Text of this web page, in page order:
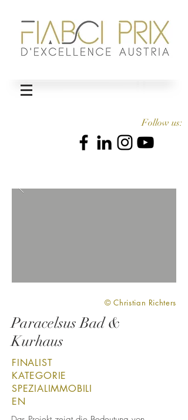
Follow us:
© Christian Richters
Paracelsus Bad &
Kurhaus
FINALIST
KATEGORIE
SPEZIALIMMOBILI
EN